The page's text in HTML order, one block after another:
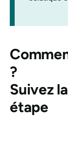
?
Suivez
étape